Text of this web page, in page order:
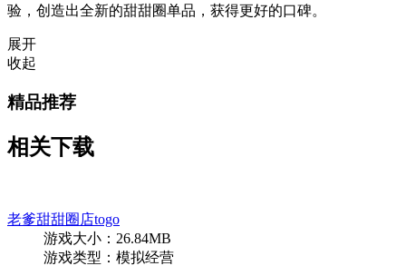
验，创造出全新的甜甜圈单品，获得更好的口碑。
展开
收起
精品推荐
相关下载
老爹甜甜圈店togo
游戏大小：26.84MB
游戏类型：模拟经营